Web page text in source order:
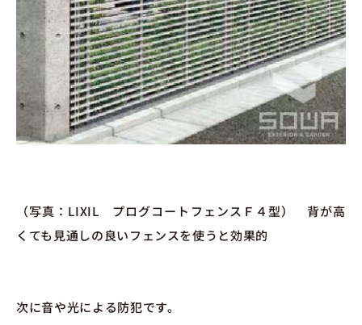
（写真：LIXIL プログコートフェンスＦ４型） 背が高
くても見通しの良いフェンスを使うと効果的
次に音や光による防犯です。